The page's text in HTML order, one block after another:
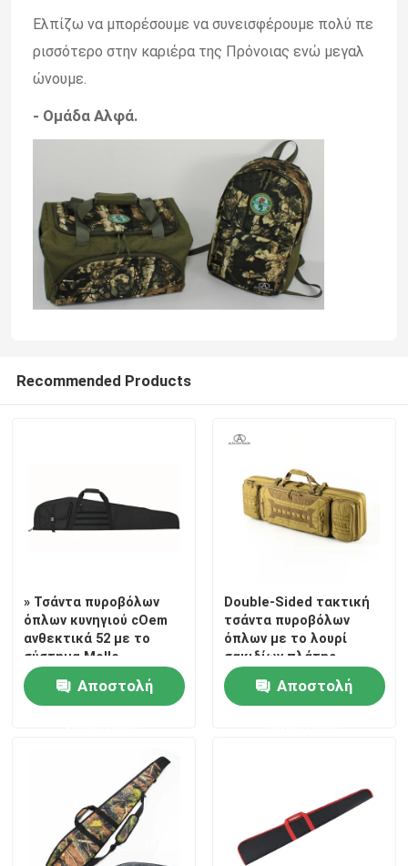
Προϊόντα
Ελπίζω να μπορέσουμε να συνεισφέρουμε πολύ πε
ρισσότερο στην καριέρα της Πρόνοιας ενώ μεγαλ
ώνουμε.
- Ομάδα Αλφά.
Recommended Products
» Τσάντα πυροβόλων
όπλων κυνηγιού cOem
ανθεκτικά 52 με το
σύστημα Molle,
τακτοποιήσεις τα
περισσότερα πρότυπα
Αποστολή
Double-Sided τακτική
τσάντα πυροβόλων
όπλων με το λουρί
σακιδίων πλάτης
Αποστολή